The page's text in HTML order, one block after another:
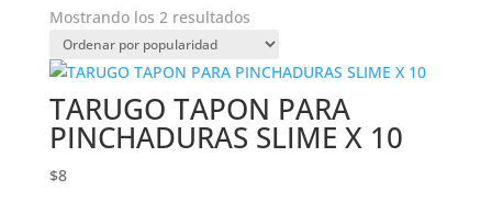
Mostrando los 2 resultadosOrdenado
por
popularidad
TARUGO TAPON PARA
PINCHADURAS SLIME X 10
$8